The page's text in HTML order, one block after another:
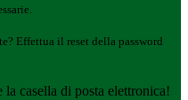
Effettua il reset della password
casella di posta elettronica!